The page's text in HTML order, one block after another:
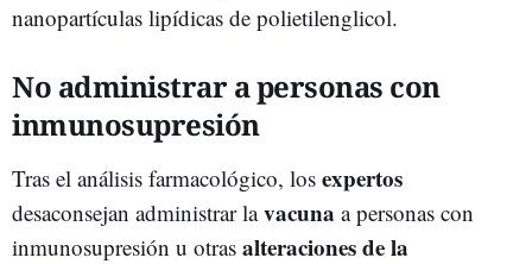
nanopartículas lipídicas de polietilenglicol.
No administrar a personas con
inmunosupresión
Tras el análisis farmacológico, los expertos
desaconsejan administrar lavacuna a personas con
inmunosupresión u otras alteraciones de la